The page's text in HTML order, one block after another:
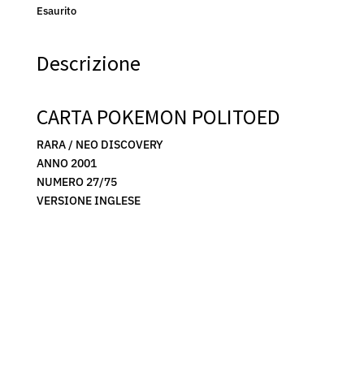
Esaurito
Descrizione
CARTA POKEMON POLITOED
RARA / NEO DISCOVERY
ANNO 2001
NUMERO 27/75
VERSIONE INGLESE